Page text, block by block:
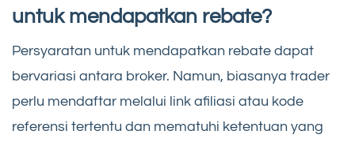
untuk mendapatkan rebate?
Persyaratan untuk mendapatkan rebate dapat
bervariasi antara broker. Namun, biasanya trader
perlu mendaftar melalui link afiliasi atau kode
referensi tertentu dan mematuhi ketentuan yang